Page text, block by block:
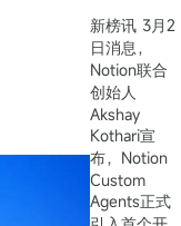
新榜讯 3月2
日消息，
Notion联合
创始人
Akshay
Kothari宣
布，Notion
Custom
Agents正式